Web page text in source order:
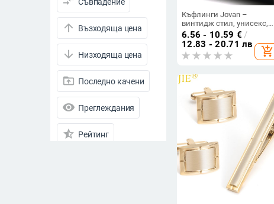
arrow_upward Възходяща цена
arrow_downward Низходяща цена
drive_folder_upload Последно качени
visibility Преглеждания
star_half Рейтинг
Къфлинги Jovan –
винтидж стил, унисекс,
елк дизайн, меден
материал,
електроплакиране
6.56 - 10.59 € /
12.83 - 20.71 лв
add_shopping_cart